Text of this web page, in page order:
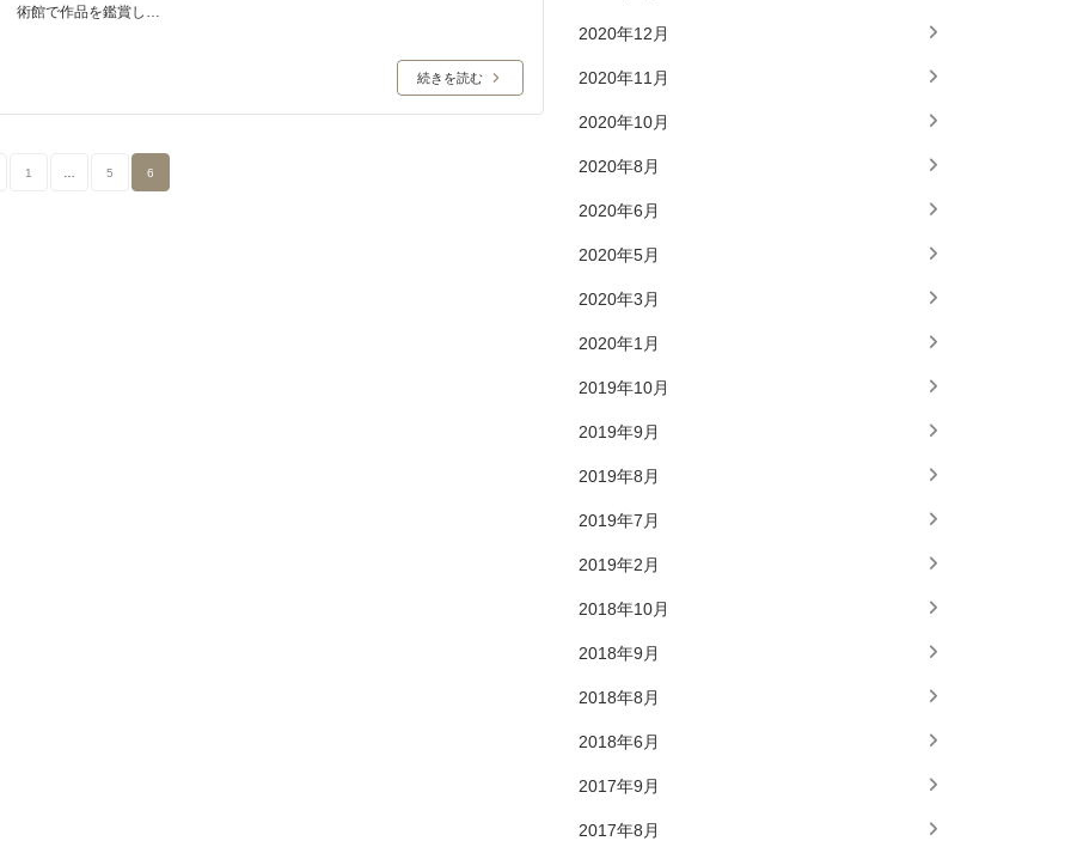
術館で作品を鑑賞し…
続きを読む
1 5 6
2020年12月
2020年11月
2020年10月
2020年8月
2020年6月
2020年5月
2020年3月
2020年1月
2019年10月
2019年9月
2019年8月
2019年7月
2019年2月
2018年10月
2018年9月
2018年8月
2018年6月
2017年9月
2017年8月